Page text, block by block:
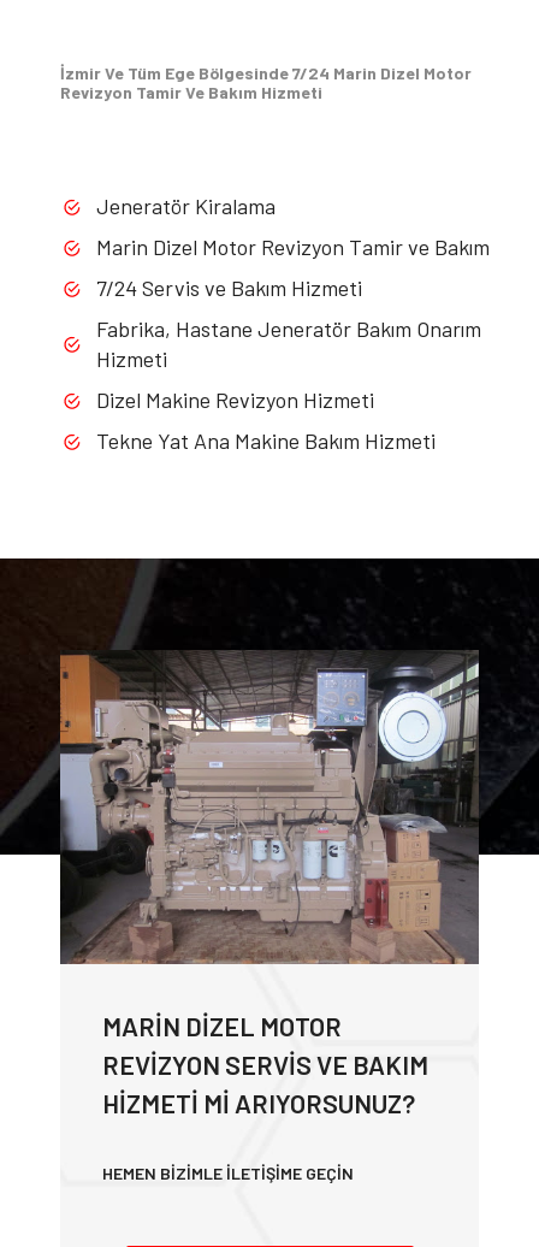
İzmir Ve Tüm Ege Bölgesinde 7/24 Marin Dizel Motor
Revizyon Tamir Ve Bakım Hizmeti
Jeneratör Kiralama
Marin Dizel Motor Revizyon Tamir ve Bakım
7/24 Servis ve Bakım Hizmeti
Fabrika, Hastane Jeneratör Bakım Onarım
Hizmeti
Dizel Makine Revizyon Hizmeti
Tekne Yat Ana Makine Bakım Hizmeti
MARIN DİZEL MOTOR
REVIZYON SERVIS VE BAKIM
HIZMETI MI ARIYORSUNUZ?
HEMEN BİZİMLE İLETİŞİME GEÇİN